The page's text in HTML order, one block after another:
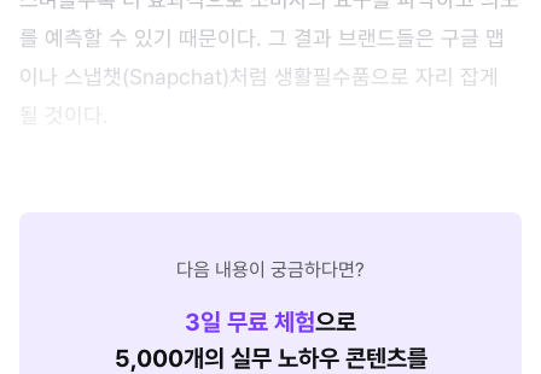
를 예측할 수 있기 때문이다. 그 결과 브랜드들은 구글 맵
이나 스냅챗(Snapchat)처럼 생활필수품으로 자리 잡게
될 것이다.
다음 내용이 궁금하다면?
3일 무료 체험으로
5,000개의 실무 노하우 콘텐츠를